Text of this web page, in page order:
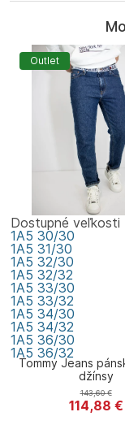
Outlet
Tommy Jeans
džínsy
Tommy Jeans
114,88 €
143,60€
Dostupné veľkosti
1A5 30/30
1A5 31/30
1A5 32/30
1A5 32/32
1A5 33/30
1A5 33/32
1A5 34/30
1A5 34/32
1A5 36/30
1A5 36/32